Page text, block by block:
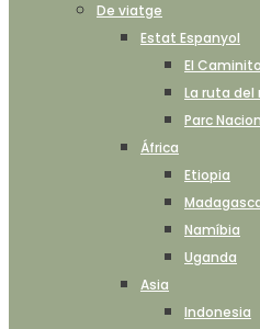
De viatge
Estat Espanyol
El
La ruta del
Parc
África
Etiopia
Namíbia
Uganda
Asia
Indonesia